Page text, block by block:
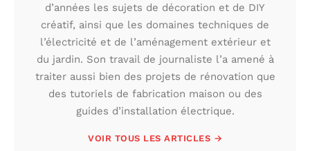
d’années les sujets de décoration et de DIY
créatif, ainsi que les domaines techniques de
l’électricité et de l’aménagement extérieur et
du jardin. Son travail de journaliste l’a amené à
traiter aussi bien des projets de rénovation que
des tutoriels de fabrication maison ou des
guides d’installation électrique.
VOIR TOUS LES ARTICLES →